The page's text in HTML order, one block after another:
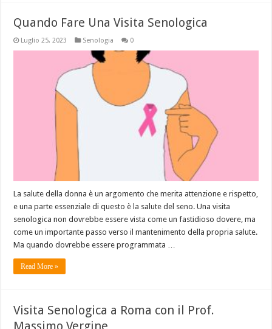
Quando Fare Una Visita Senologica
Luglio 25, 2023 Senologia 0
La salute della donna è un argomento che merita attenzione e rispetto,
e una parte essenziale di questo è la salute del seno. Una visita
senologica non dovrebbe essere vista come un fastidioso dovere, ma
come un importante passo verso il mantenimento della propria salute.
Ma quando dovrebbe essere programmata …
Read More »
Visita Senologica a Roma con il Prof.
Massimo Vergine